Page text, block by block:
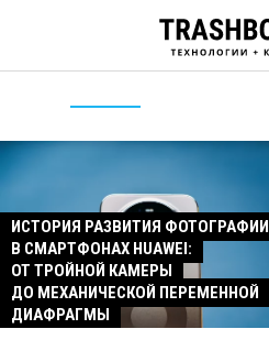
ИСТОРИЯ РАЗВИТИЯ ФОТОГРАФИИ
В СМАРТФОНАХ HUAWEI:
ОТ ТРОЙНОЙ КАМЕРЫ
ДО МЕХАНИЧЕСКОЙ ПЕРЕМЕННОЙ
ДИАФРАГМЫ